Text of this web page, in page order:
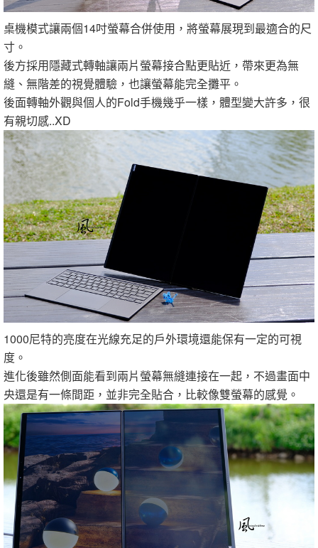
桌機模式讓兩個14吋螢幕合併使用，將螢幕展現到最適合的尺
寸。
後方採用隱藏式轉軸讓兩片螢幕接合點更貼近，帶來更為無
縫、無階差的視覺體驗，也讓螢幕能完全攤平。
後面轉軸外觀與個人的Fold手機幾乎一樣，體型變大許多，很
有親切感..XD
1000尼特的亮度在光線充足的戶外環境還能保有一定的可視
度。
進化後雖然側面能看到兩片螢幕無縫連接在一起，不過畫面中
央還是有一條間距，並非完全貼合，比較像雙螢幕的感覺。